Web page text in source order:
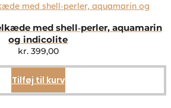
med shell‑perler, aquamarin
og indicolite
kr.399,00
Tilføj til kurv